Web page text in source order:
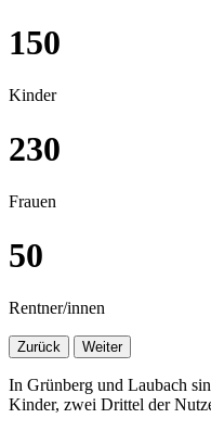
150
Kinder
230
Frauen
50
Rentner/innen
Zurück Weiter
In Grünberg und Laubach
Kinder, zwei Drittel der